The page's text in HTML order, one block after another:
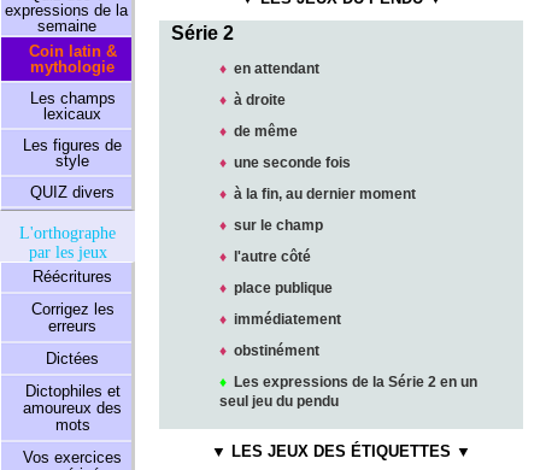
expressions de la
semaine
Coin latin &
mythologie
Les champs
lexicaux
Les figures de
style
QUIZ divers
L'orthographe
par les jeux
Réécritures
Corrigez les
erreurs
Dictées
Dictophiles et
amoureux des
mots
Vos exercices
Série 2
♦ en attendant
♦ à droite
♦ de même
♦ une seconde fois
♦ à la fin, au dernier moment
♦ sur le champ
♦
l'autre côté
♦ place publique
♦ immédiatement
♦ obstinément
♦ Les expressions de la Série 2 en un
seul jeu du pendu
▼ LES JEUX DES ÉTIQUETTES ▼